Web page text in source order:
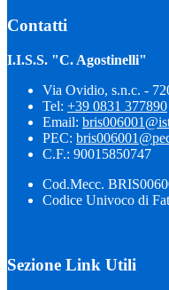
Contatti
I.I.S.S. "C. Agostinelli"
Via Ovidio, s.n.c. -
Tel: +39 0831 377890
Email:
PEC:
C.F.: 90015850747
Cod.Mecc.
Codice Univoco di
Sezione Link Utili